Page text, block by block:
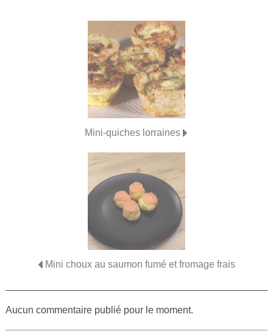
Mini-quiches lorraines
Mini choux au saumon fumé et fromage frais
Aucun commentaire publié pour le moment.